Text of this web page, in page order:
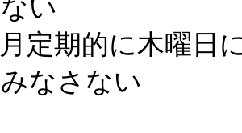
い
定期的に木曜日
なさない